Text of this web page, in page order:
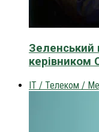
Зеленський
керівником
IT / Телеком /